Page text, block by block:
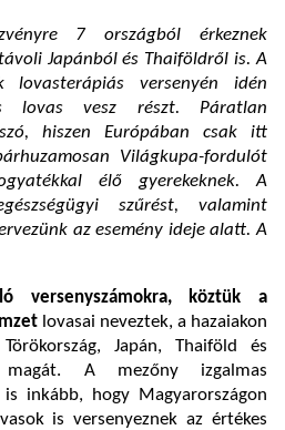
7 országból érkeznek
Japánból és Thaiföldről is. A
lovasterápiás versenyén idén
lovas vesz részt. Páratlan
hiszen Európában csak itt
Világkupa-fordulót
élő gyerekeknek. A
szűrést, valamint
az esemény ideje alatt. A
versenyszámokra, köztük a
lovasai neveztek, a hazaiakon
Japán, Thaiföld és
magát. A mezőny izgalmas
inkább, hogy Magyarországon
is versenyeznek az értékes